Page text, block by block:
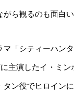
ら観るのも面白い
マ「シティーハン
主演したイ・ミ
タン役でヒロイン